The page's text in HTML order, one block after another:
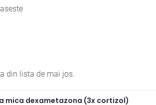
din lista de mai jos.
mica dexametazona (3x cortizol)